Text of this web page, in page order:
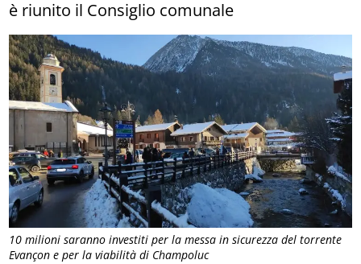
10 milioni saranno investiti per la messa in sicurezza del torrente
Evançon e per la viabilità di Champoluc
è riunito il Consiglio comunale